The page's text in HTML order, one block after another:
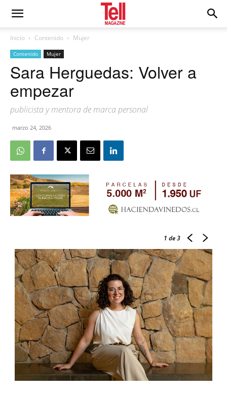
Inicio Contenido Mujer
Contenido Mujer
Sara Herguedas: Volver a
empezar
publicista y mentora de marca personal
marzo 24, 2026
1 de 3